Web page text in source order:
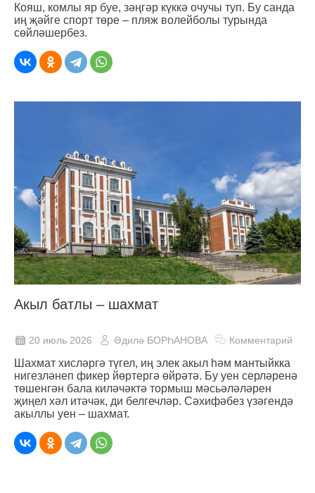
Кояш, комлы яр буе, зәңгәр күккә очучы туп. Бу санда
иң җәйге спорт төре – пляж волейболы турында
сөйләшербез.
Акыл батлы – шахмат
20 июль 2026 Әдилә БОРҺАНОВА Комментарий
Шахмат хисләргә түгел, иң элек акыл һәм мантыйкка
нигезләнеп фикер йөртергә өйрәтә. Бу уен серләренә
төшенгән бала киләчәктә тормыш мәсьәләләрен
җиңел хәл итәчәк, ди белгечләр. Сәхифәбез үзәгендә
акыллы уен ‒ шахмат.